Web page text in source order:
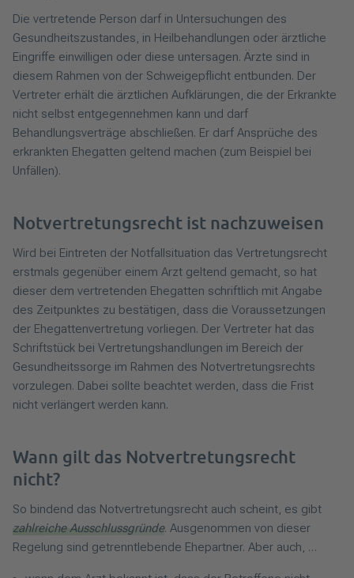
Die vertretende Person darf in Untersuchungen des
Gesundheitszustandes, in Heilbehandlungen oder ärztliche
Eingriffe einwilligen oder diese untersagen. Ärzte sind in
diesem Rahmen von der Schweigepflicht entbunden. Der
Vertreter erhält die ärztlichen Aufklärungen, die der Erkrankte
nicht selbst entgegennehmen kann und darf
Behandlungsverträge abschließen. Er darf Ansprüche des
erkrankten Ehegatten geltend machen (zum Beispiel bei
Unfällen).
Notvertretungsrecht ist nachzuweisen
Wird bei Eintreten der Notfallsituation das Vertretungsrecht
erstmals gegenüber einem Arzt geltend gemacht, so hat
dieser dem vertretenden Ehegatten schriftlich mit Angabe
des Zeitpunktes zu bestätigen, dass die Voraussetzungen
der Ehegattenvertretung vorliegen. Der Vertreter hat das
Schriftstück bei Vertretungshandlungen im Bereich der
Gesundheitssorge im Rahmen des Notvertretungsrechts
vorzulegen. Dabei sollte beachtet werden, dass die Frist
nicht verlängert werden kann.
Wann gilt das Notvertretungsrecht
nicht?
So bindend das Notvertretungsrecht auch scheint, es gibt
zahlreiche Ausschlussgründe. Ausgenommen von dieser
Regelung sind getrenntlebende Ehepartner. Aber auch, …